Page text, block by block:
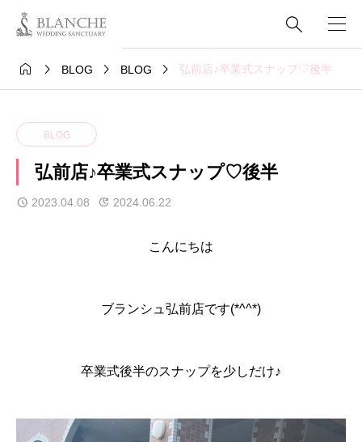

  BLOG  BLOG  弘前店♪卒業式スナップ♡後半
BLOG
弘前店♪卒業式スナップ♡後半
2023.04.08 2024.06.22
こんにちは
ブランシュ弘前店です(*^^*)
卒業式後半のスナップを少しだけ♪